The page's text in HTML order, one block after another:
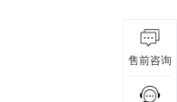
售前咨询